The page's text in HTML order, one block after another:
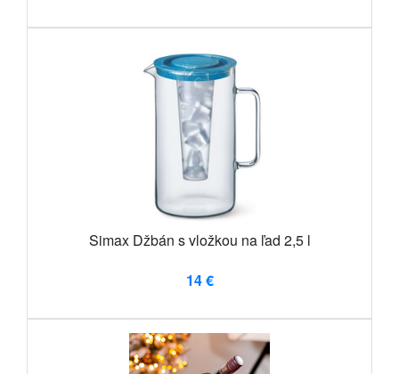
Simax Džbán s vložkou na ľad 2,5 l
14 €